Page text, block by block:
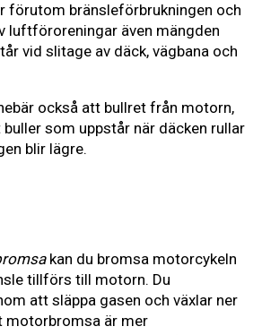
förutom bränsleförbrukningen och
luftföroreningar även mängden
vid slitage av däck, vägbana och
också att bullret från motorn,
som uppstår när däcken rullar
blir lägre.
kan du bromsa motorcykeln
tillförs till motorn. Du
att släppa gasen och växlar ner
motorbromsa är mer